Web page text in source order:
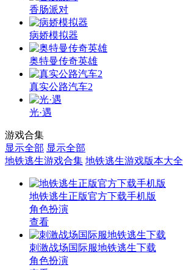
香肠派对
病娇模拟器
奥特曼传奇英雄
真实公路汽车2
光·遇
游戏合集
显示全部 显示全部
地铁逃生游戏合集 地铁逃生游戏版本大全
地铁逃生正版官方下载手机版
角色扮演
查看
刺激战场国际服地铁逃生下载
角色扮演